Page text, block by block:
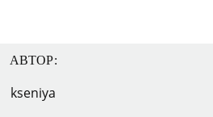
АВТОР:
kseniya